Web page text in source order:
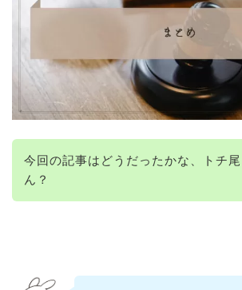
今回の記事はどうだったかな、トチ尾
ん？
不